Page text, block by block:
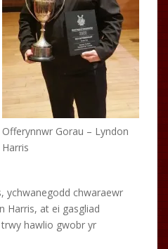
Offerynnwr Gorau – Lyndon
Harris
ychwanegodd chwaraewr
Harris, at ei gasgliad
hawlio gwobr yr